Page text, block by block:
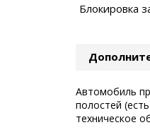
Блокировка
Автомобиль
полостей
техническое